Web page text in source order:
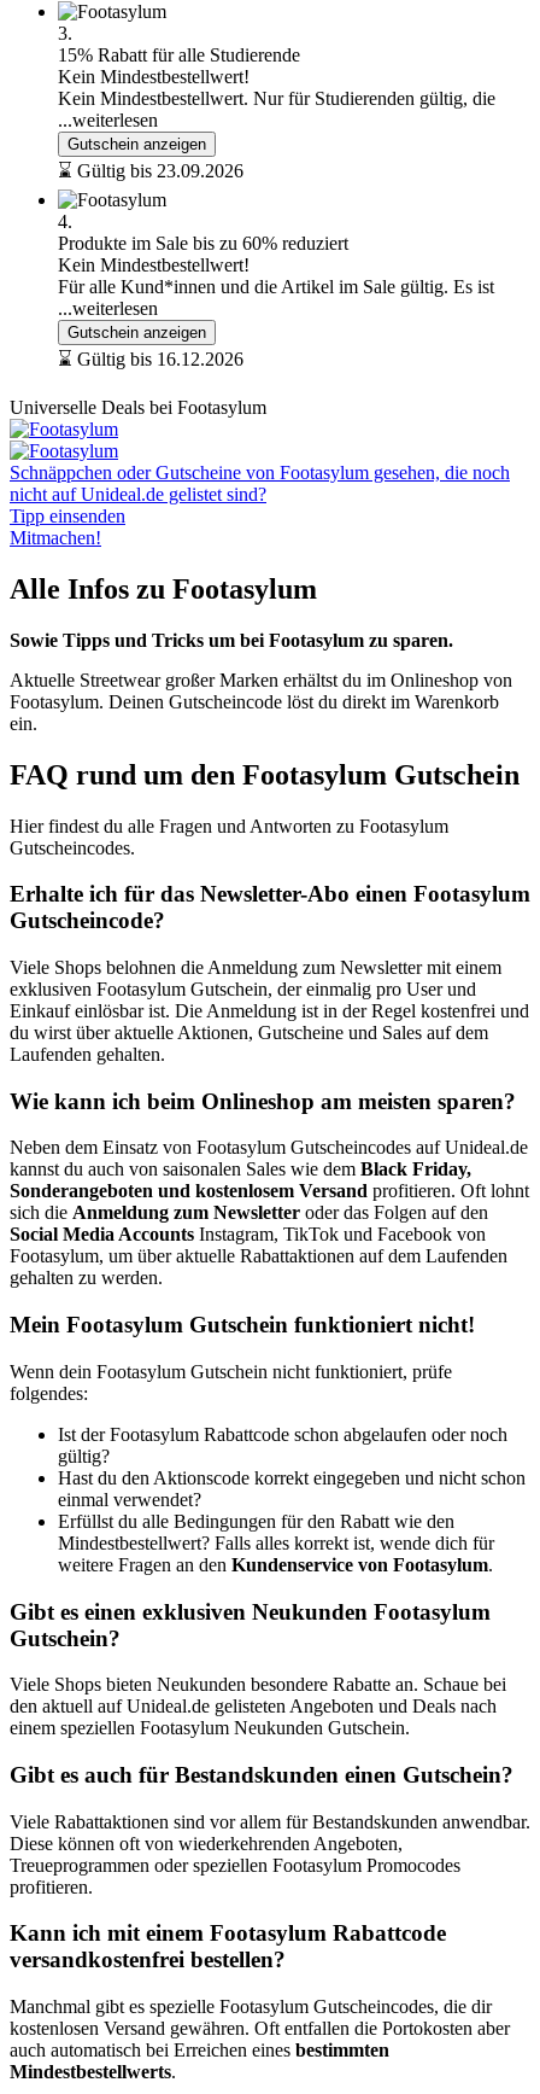
3.
15% Rabatt für alle Studierende
Kein Mindestbestellwert!
Kein Mindestbestellwert. Nur für Studierenden gültig, die
...weiterlesen
Gutschein anzeigen
⌛ Gültig bis 23.09.2026
4.
Produkte im Sale bis zu 60% reduziert
Kein Mindestbestellwert!
Für alle Kund*innen und die Artikel im Sale gültig. Es ist
...weiterlesen
Gutschein anzeigen
⌛ Gültig bis 16.12.2026
Universelle Deals bei Footasylum
Schnäppchen oder Gutscheine von Footasylum gesehen, die noch
nicht auf Unideal.de gelistet sind?
Tipp einsenden
Mitmachen!
Alle Infos zu Footasylum
Sowie Tipps und Tricks um bei Footasylum zu sparen.
Aktuelle Streetwear großer Marken erhältst du im Onlineshop von
Footasylum. Deinen Gutscheincode löst du direkt im Warenkorb
ein.
FAQ rund um den Footasylum Gutschein
Hier findest du alle Fragen und Antworten zu Footasylum
Gutscheincodes.
Erhalte ich für das Newsletter-Abo einen Footasylum
Gutscheincode?
Viele Shops belohnen die Anmeldung zum Newsletter mit einem
exklusiven Footasylum Gutschein, der einmalig pro User und
Einkauf einlösbar ist. Die Anmeldung ist in der Regel kostenfrei und
du wirst über aktuelle Aktionen, Gutscheine und Sales auf dem
Laufenden gehalten.
Wie kann ich beim Onlineshop am meisten sparen?
Neben dem Einsatz von Footasylum Gutscheincodes auf Unideal.de
kannst du auch von saisonalen Sales wie dem Black Friday,
Sonderangeboten und kostenlosem Versand profitieren. Oft lohnt
sich die Anmeldung zum Newsletter oder das Folgen auf den
Social Media Accounts Instagram, TikTok und Facebook von
Footasylum, um über aktuelle Rabattaktionen auf dem Laufenden
gehalten zu werden.
Mein Footasylum Gutschein funktioniert nicht!
Wenn dein Footasylum Gutschein nicht funktioniert, prüfe
folgendes:
Ist der Footasylum Rabattcode schon abgelaufen oder noch
gültig?
Hast du den Aktionscode korrekt eingegeben und nicht schon
einmal verwendet?
Erfüllst du alle Bedingungen für den Rabatt wie den
Mindestbestellwert? Falls alles korrekt ist, wende dich für
weitere Fragen an den Kundenservice von Footasylum.
Gibt es einen exklusiven Neukunden Footasylum
Gutschein?
Viele Shops bieten Neukunden besondere Rabatte an. Schaue bei
den aktuell auf Unideal.de gelisteten Angeboten und Deals nach
einem speziellen Footasylum Neukunden Gutschein.
Gibt es auch für Bestandskunden einen Gutschein?
Viele Rabattaktionen sind vor allem für Bestandskunden anwendbar.
Diese können oft von wiederkehrenden Angeboten,
Treueprogrammen oder speziellen Footasylum Promocodes
profitieren.
Kann ich mit einem Footasylum Rabattcode
versandkostenfrei bestellen?
Manchmal gibt es spezielle Footasylum Gutscheincodes, die dir
kostenlosen Versand gewähren. Oft entfallen die Portokosten aber
auch automatisch bei Erreichen eines bestimmten
Mindestbestellwerts.